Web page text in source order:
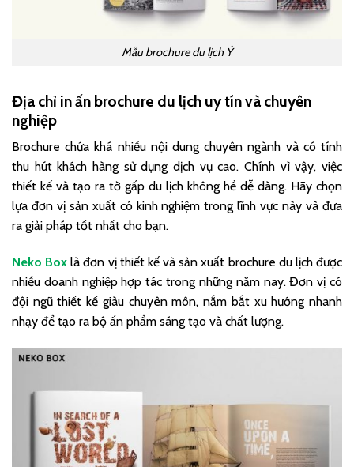
Mẫu brochure du lịch Ý
Địa chỉ in ấn brochure du lịch uy tín và chuyên
nghiệp
Brochure chứa khá nhiều nội dung chuyên ngành và có tính
thu hút khách hàng sử dụng dịch vụ cao. Chính vì vậy, việc
thiết kế và tạo ra tờ gấp du lịch không hề dễ dàng. Hãy chọn
lựa đơn vị sản xuất có kinh nghiệm trong lĩnh vực này và đưa
ra giải pháp tốt nhất cho bạn.
Neko Box là đơn vị thiết kế và sản xuất brochure du lịch được
nhiều doanh nghiệp hợp tác trong những năm nay. Đơn vị có
đội ngũ thiết kế giàu chuyên môn, nắm bắt xu hướng nhanh
nhạy để tạo ra bộ ấn phẩm sáng tạo và chất lượng.